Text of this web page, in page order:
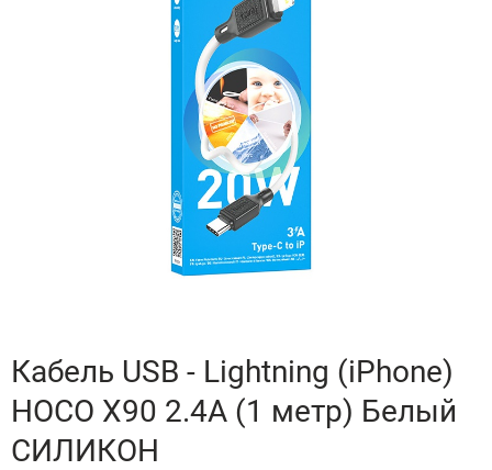
Кабель USB - Lightning (iPhone)
HOCO X90 2.4А (1 метр) Белый
СИЛИКОН